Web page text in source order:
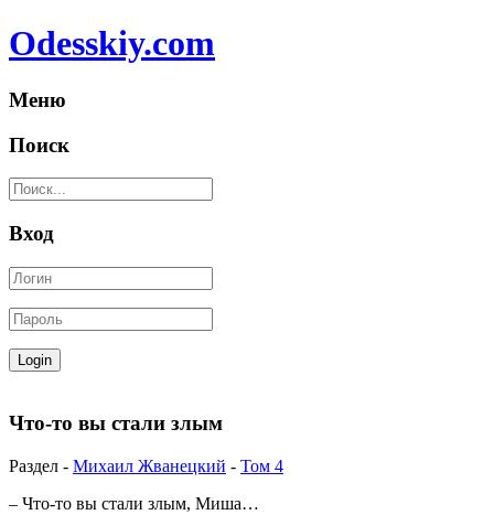
Odesskiy.com
Меню
Поиск
Вход
Что-то вы стали злым
Раздел - Михаил Жванецкий - Том 4
– Что-то вы стали злым, Миша…